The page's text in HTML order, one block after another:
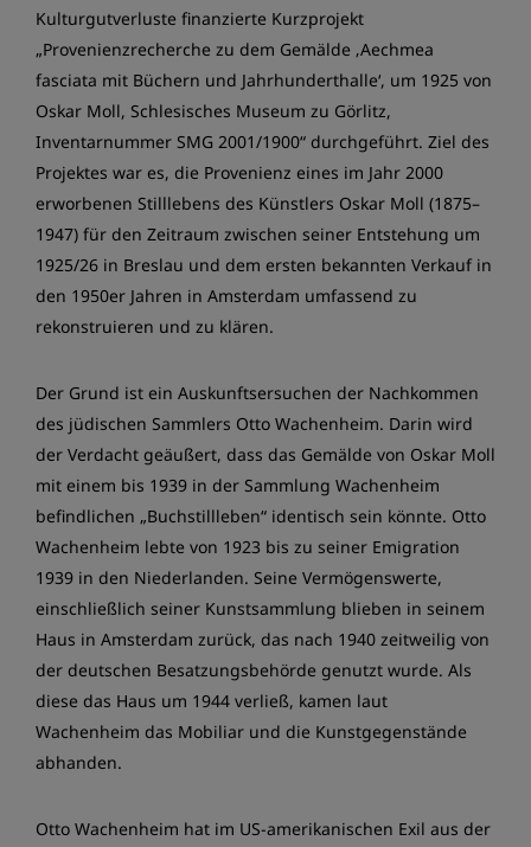
Kulturgutverluste finanzierte Kurzprojekt
„Provenienzrecherche zu dem Gemälde ‚Aechmea
fasciata mit Büchern und Jahrhunderthalle‘, um 1925 von
Oskar Moll, Schlesisches Museum zu Görlitz,
Inventarnummer SMG 2001/1900“ durchgeführt. Ziel des
Projektes war es, die Provenienz eines im Jahr 2000
erworbenen Stilllebens des Künstlers Oskar Moll (1875–
1947) für den Zeitraum zwischen seiner Entstehung um
1925/26 in Breslau und dem ersten bekannten Verkauf in
den 1950er Jahren in Amsterdam umfassend zu
rekonstruieren und zu klären.
Der Grund ist ein Auskunftsersuchen der Nachkommen
des jüdischen Sammlers Otto Wachenheim. Darin wird
der Verdacht geäußert, dass das Gemälde von Oskar Moll
mit einem bis 1939 in der Sammlung Wachenheim
befindlichen „Buchstillleben“ identisch sein könnte. Otto
Wachenheim lebte von 1923 bis zu seiner Emigration
1939 in den Niederlanden. Seine Vermögenswerte,
einschließlich seiner Kunstsammlung blieben in seinem
Haus in Amsterdam zurück, das nach 1940 zeitweilig von
der deutschen Besatzungsbehörde genutzt wurde. Als
diese das Haus um 1944 verließ, kamen laut
Wachenheim das Mobiliar und die Kunstgegenstände
abhanden.
Otto Wachenheim hat im US-amerikanischen Exil aus der